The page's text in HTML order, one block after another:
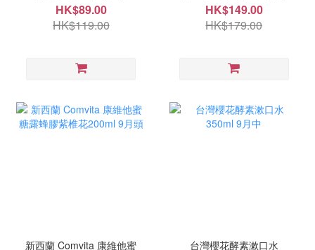
HK$89.00
HK$119.00
HK$149.00
HK$179.00
新西蘭 Comvita 康維他蜜
台灣櫻花酵素漱口水